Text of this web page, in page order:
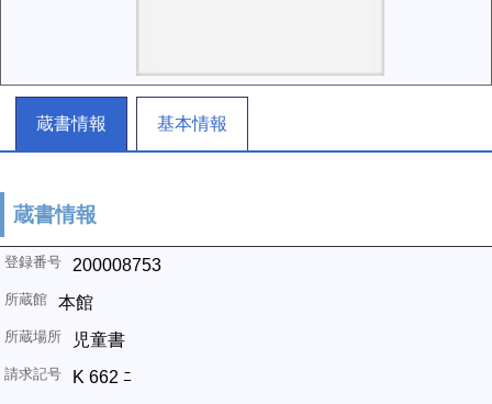
蔵書情報 基本情報
蔵書情報
200008753
本館
児童書
K 662 ﾆ